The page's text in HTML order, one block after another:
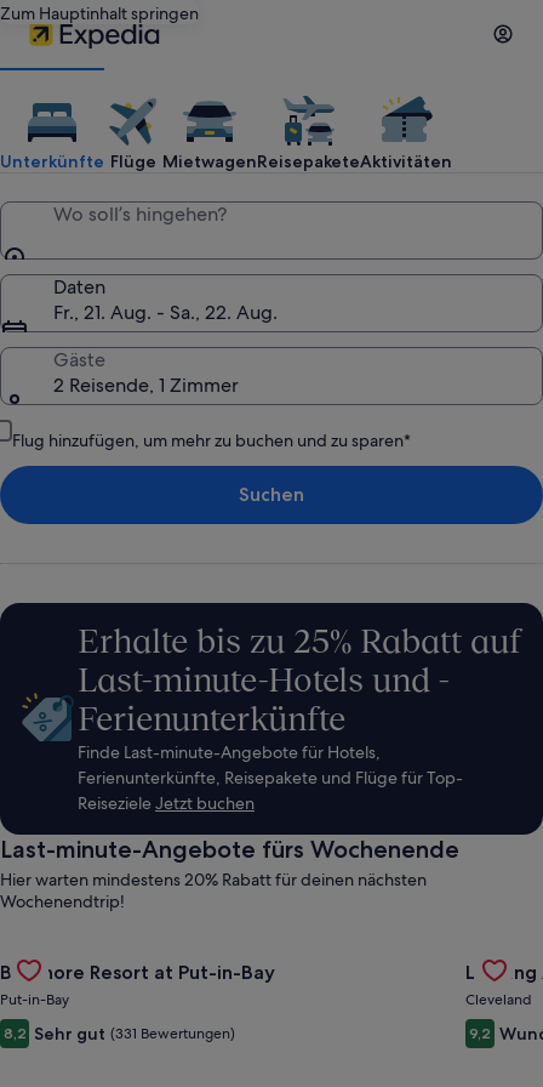
Zum Hauptinhalt springen
Reisen
mit
Expedia:
Hotels,
günstige
Flüge,
Mietwagen,
Aktivitäten
und
Reisepaketen
suchen
Unterkünfte Flüge MietwagenReisepaketeAktivitäten
Wo soll’s hingehen?
Daten
Fr., 21. Aug. - Sa., 22. Aug.
Gäste
2 Reisende, 1 Zimmer
Flug hinzufügen, um mehr zu buchen und zu sparen*
Suchen
Erhalte bis zu 25% Rabatt auf
Last-minute-Hotels und -
Ferienunterkünfte
Finde Last-minute-Angebote für Hotels,
Ferienunterkünfte, Reisepakete und Flüge für Top-
ReisezieleJetzt buchen
Last-minute-Angebote fürs Wochenende
Hier warten mindestens 20% Rabatt für deinen nächsten
Wochenendtrip!
Gallery
Carousel
Bayshore Resort at Put-in-Bay
Put-in-Bay
8,2 Sehr gut (331 Bewertungen)
Gallery
Cleveland
9,2